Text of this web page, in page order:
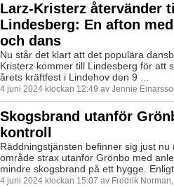
Larz-Kristerz återvänder
Lindesberg: En afton
och dans
Nu står det klart att det populära
Kristerz kommer till Lindesberg för att
årets kräftfest i Lindehov den 9 ...
4 juni 2024 klockan 12:49 av Jennie
Skogsbrand utanför
kontroll
Räddningstjänsten befinner sig just nu
område strax utanför Grönbo med
mindre skogsbrand på ett hygge.
4 juni 2024 klockan 15:07 av Fredrik Norman,